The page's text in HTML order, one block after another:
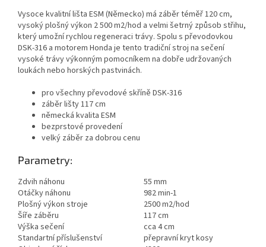
Vysoce kvalitní lišta ESM (Německo) má záběr téměř 120 cm,
vysoký plošný výkon 2 500 m2/hod a velmi šetrný způsob střihu,
který umožní rychlou regeneraci trávy. Spolu s převodovkou
DSK-316 a motorem Honda je tento tradiční stroj na sečení
vysoké trávy výkonným pomocníkem na dobře udržovaných
loukách nebo horských pastvinách.
pro všechny převodové skříně DSK-316
záběr lišty 117 cm
německá kvalita ESM
bezprstové provedení
velký záběr za dobrou cenu
Parametry:
Zdvih náhonu
55 mm
Otáčky náhonu
982 min-1
Plošný výkon stroje
2500 m2/hod
Šíře záběru
117 cm
Výška sečení
cca 4 cm
Standartní příslušenství
přepravní kryt kosy